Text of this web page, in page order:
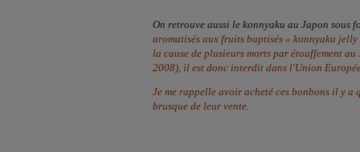
On retrouve aussi le konnyaku au Japon sous
aromatisés aux fruits baptisés « konnyaku
la cause de plusieurs morts par étouffement
2008), il est donc interdit dans l'Union
Je me rappelle avoir acheté ces bonbons il y a
brusque de leur vente.